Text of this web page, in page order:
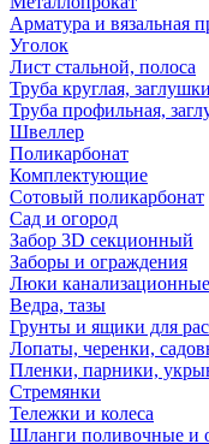
Арматура и вязальная
Уголок
Лист стальной, полоса
Труба круглая, заглушки
Труба профильная,
Швеллер
Поликарбонат
Комплектующие
Сотовый поликарбонат
Сад и огород
Забор 3D секционный
Заборы и ограждения
Люки канализационные
Ведра, тазы
Грунты и ящики для
Лопаты, черенки,
Пленки, парники,
Стремянки
Тележки и колеса
Шланги поливочные и